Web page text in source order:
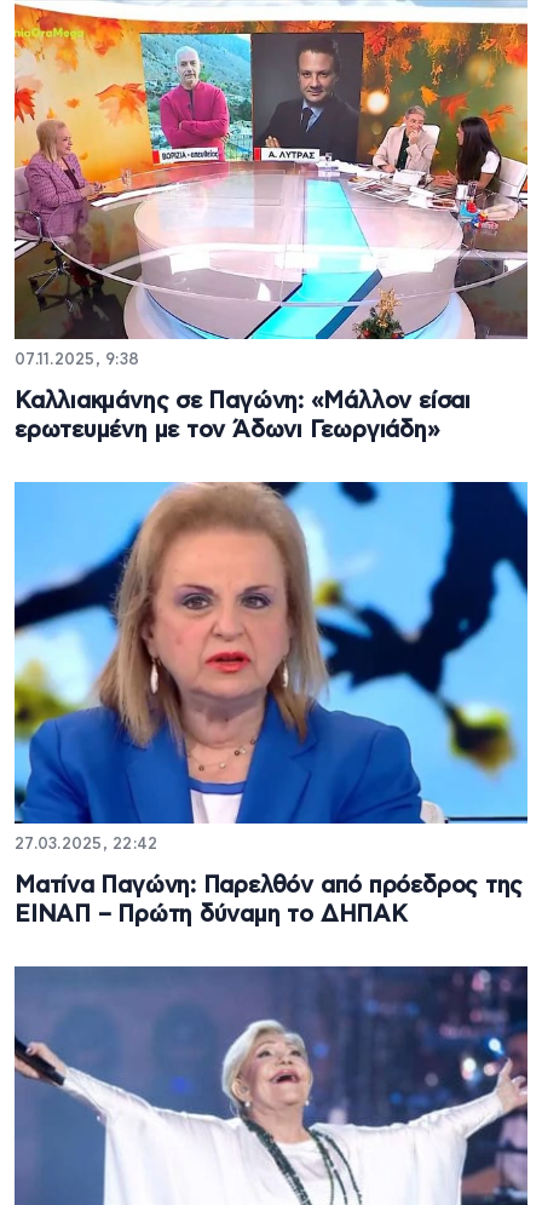
07.11.2025, 9:38
Καλλιακμάνης σε Παγώνη: «Μάλλον είσαι
ερωτευμένη με τον Άδωνι Γεωργιάδη»
27.03.2025, 22:42
Ματίνα Παγώνη: Παρελθόν από πρόεδρος της
ΕΙΝΑΠ – Πρώτη δύναμη το ΔΗΠΑΚ